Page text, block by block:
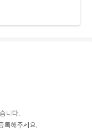
니다.
록해주세요.